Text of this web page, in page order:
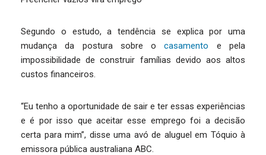
Segundo o estudo, a tendência se explica por uma
mudança da postura sobre ocasamento e pela
impossibilidade de construir famílias devido aos altos
custos financeiros.
“Eu tenho a oportunidade de sair e ter essas experiências
e é por isso que aceitar esse emprego foi a decisão
certa para mim”, disse uma avó de aluguel em Tóquio à
emissora pública australiana ABC.